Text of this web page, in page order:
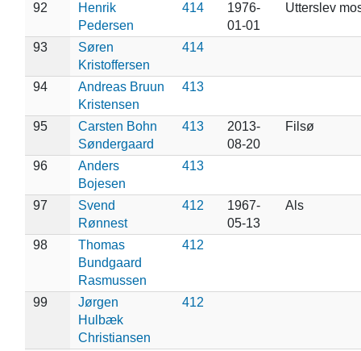
92
Henrik
Pedersen
414
1976-
01-01
Utterslev
93
Søren
Kristoffersen
414
94
Andreas Bruun
Kristensen
413
95
Carsten Bohn
Søndergaard
413
2013-
08-20
Filsø
96
Anders
Bojesen
413
97
Svend
Rønnest
412
1967-
05-13
Als
98
Thomas
Bundgaard
Rasmussen
412
99
Jørgen
Hulbæk
Christiansen
412